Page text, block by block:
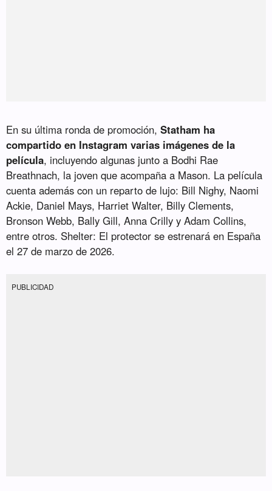
En su última ronda de promoción,Statham ha
compartido en Instagram varias imágenes de la
película, incluyendo algunas junto a Bodhi Rae
Breathnach, la joven que acompaña a Mason. La película
cuenta además con un reparto de lujo: Bill Nighy, Naomi
Ackie, Daniel Mays, Harriet Walter, Billy Clements,
Bronson Webb, Bally Gill, Anna Crilly y Adam Collins,
entre otros. Shelter: El protector se estrenará en España
el 27 de marzo de 2026.
PUBLICIDAD